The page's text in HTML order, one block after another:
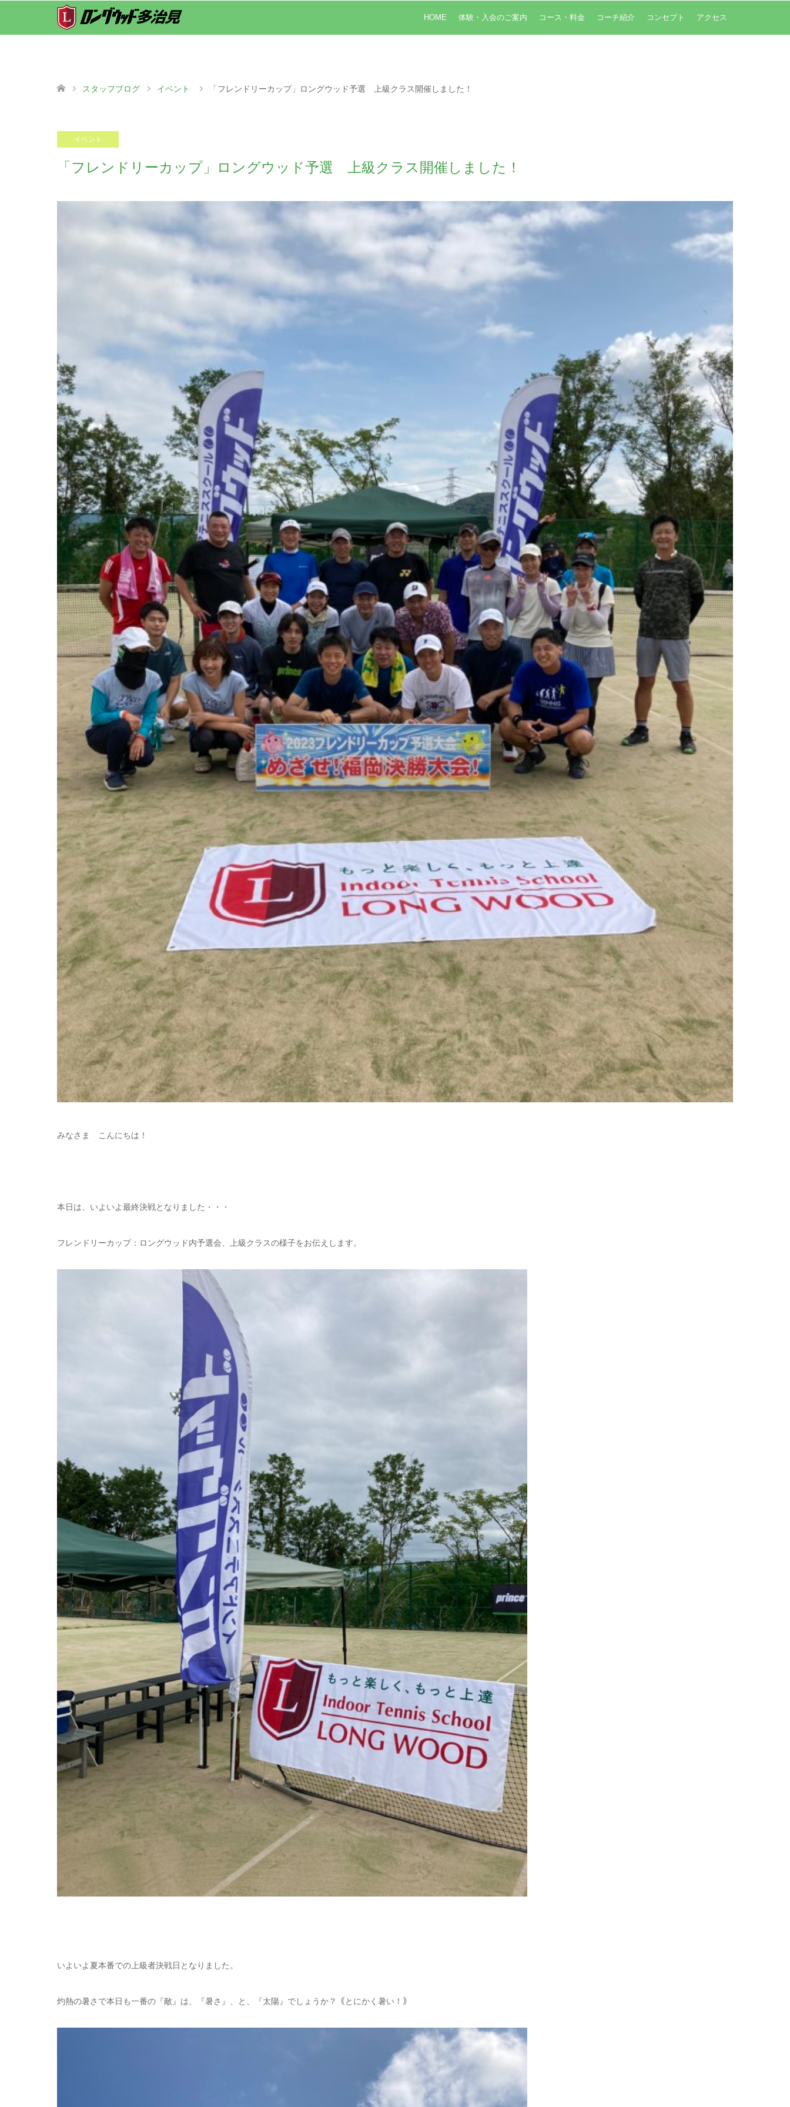
HOME 体験・入会のご案内 コース・料金 コーチ紹介 コンセプト アクセス
スタッフブログ イベント 「フレンドリーカップ」ロングウッド予選 上級クラス開催しました！
イベント
「フレンドリーカップ」ロングウッド予選 上級クラス開催しました！
みなさま こんにちは！
本日は、いよいよ最終決戦となりました・・・
フレンドリーカップ：ロングウッド内予選会、上級クラスの様子をお伝えします。
いよいよ夏本番での上級者決戦日となりました。
灼熱の暑さで本日も一番の『敵』は、『暑さ』、と、『太陽』でしょうか？｟とにかく暑い！｠